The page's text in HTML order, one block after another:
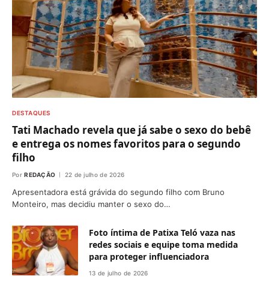
DESTAQUES
Tati Machado revela que já sabe o sexo do bebê
e entrega os nomes favoritos para o segundo
filho
Por REDAÇÃO 22 de julho de 2026
Apresentadora está grávida do segundo filho com Bruno
Monteiro, mas decidiu manter o sexo do…
Foto íntima de Patixa Teló vaza nas
redes sociais e equipe toma medida
para proteger influenciadora
13 de julho de 2026